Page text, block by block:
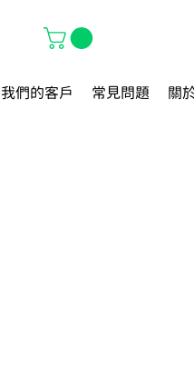
我們的客戶 常見問題 關